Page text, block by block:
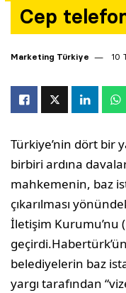
Cep
Marketing Türkiye 10
Türkiye’nin dört bir
birbiri ardına
mahkemenin, baz
çıkarılması
İletişim Kurumu’nu
belediyelerin baz
yargı tarafından
Yazarlar
Araştırma